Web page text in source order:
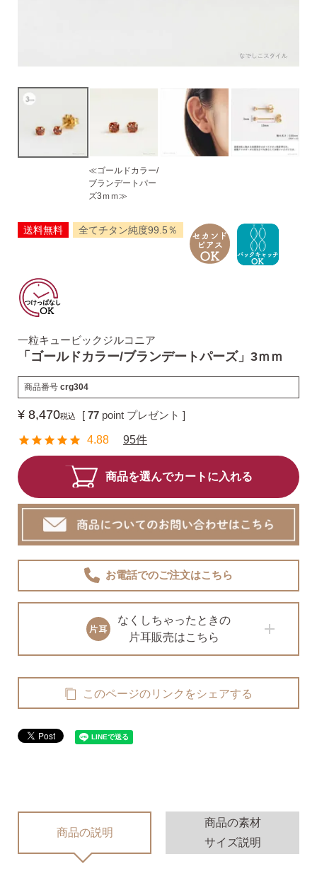
スタッドピアス
揺れるスタッドピアス
バックキャッチ
ピアスチャーム
予備の替えキャッチ・ケア用品
無くした時の片耳ピアス
全ての商品を見る
ピアスの大きさで選ぶ
シーンで選ぶ
色で選ぶ
ピアスホール完成までの3stepで選ぶ
≪ゴールドカラー/
ブランデートパー
ズ3ｍｍ≫
送料無料 全てチタン純度99.5％
一粒キュービックジルコニア
「ゴールドカラー/ブランデートパーズ」3ｍｍ
商品番号 crg304
¥ 8,470税込 [ 77 point プレゼント ]
4.88 95件
商品を選んでカートに入れる
お電話でのご注文はこちら
なくしちゃったときの
片耳販売はこちら
このページのリンクをシェアする
商品の説明
商品の素材
サイズ説明